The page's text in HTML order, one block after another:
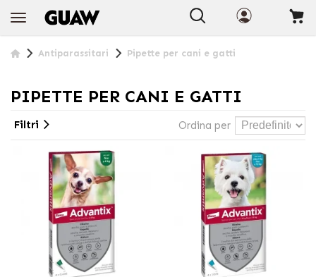
Antiparassitari Pipette per cani e gatti
PIPETTE PER CANI E GATTI
Ordina per
Filtri